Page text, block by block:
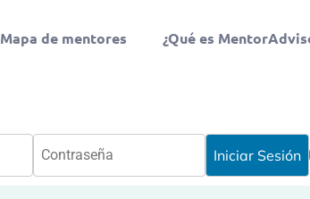
Mapa de mentores ¿Qué es